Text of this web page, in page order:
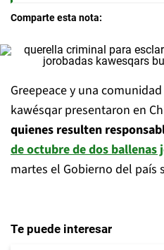
Comparte esta nota:
Greepeace y una
kawésqar presentaron en
quienes resulten
de octubre de dos ballenas
martes el Gobierno del país
Te puede interesar